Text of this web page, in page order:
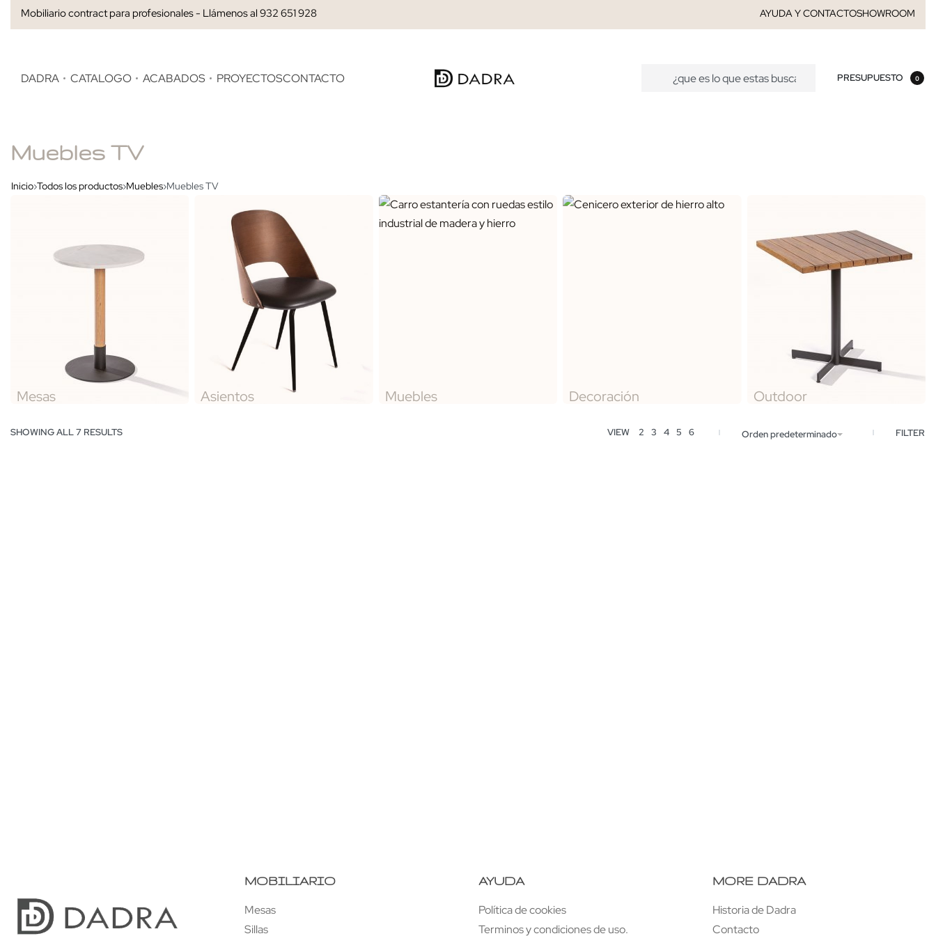
Mobiliario contract para profesionales - Llámenos al 932 651 928 AYUDA Y CONTACTOSHOWROOM
DADRA CATALOGO ACABADOS PROYECTOSCONTACTO PRESUPUESTO 0
Muebles TV
Inicio›Todos los productos›Muebles›Muebles TV
Mesas Asientos Muebles Decoración Outdoor
SHOWING ALL 7 RESULTS VIEW 2 3 4 5 6 Orden predeterminado FILTER
MOBILIARIO
Mesas
Sillas
AYUDA
Política de cookies
Terminos y condiciones de uso.
MORE DADRA
Historia de Dadra
Contacto